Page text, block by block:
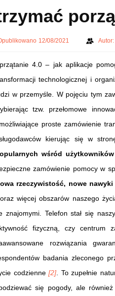
12/08/2021 Autor:
4.0 – jak aplikacje
technologicznej i
w przemyśle. W pojęciu tym
tzw. przełomowe
proste zamówienie
kierując się w
wśród
zamówienie pomocy w
rzeczywistość, nowe nawyki
więcej obszarów naszego
znajomymi. Telefon stał się
fizyczną, czy centrum
rozwiązania
badania zleconego
codzienne[2] . To zupełnie
się pogody, ale